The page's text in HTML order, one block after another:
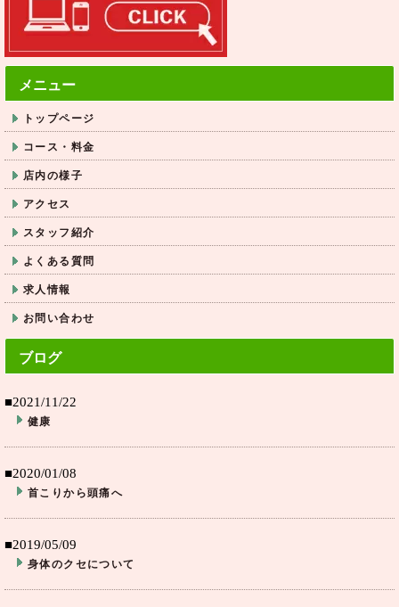
メニュー
トップページ
コース・料金
店内の様子
アクセス
スタッフ紹介
よくある質問
求人情報
お問い合わせ
ブログ
■2021/11/22
健康
■2020/01/08
首こりから頭痛へ
■2019/05/09
身体のクセについて